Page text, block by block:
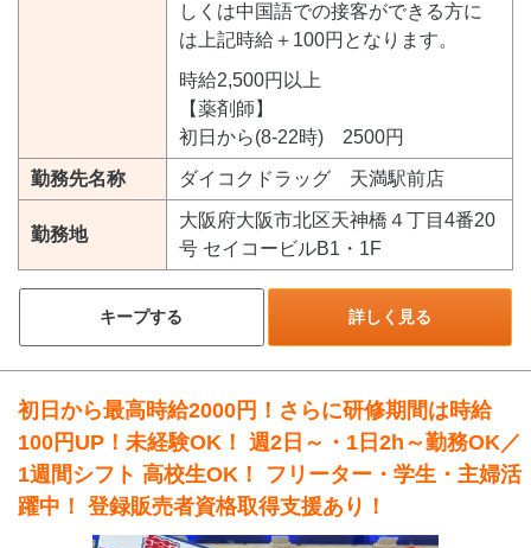
しくは中国語での接客ができる方に
は上記時給＋100円となります。
時給2,500円以上
【薬剤師】
初日から(8-22時) 2500円
勤務先名称 ダイコクドラッグ 天満駅前店
勤務地
大阪府大阪市北区天神橋４丁目4番20
号 セイコービルB1・1F
キープする 詳しく見る
初日から最高時給2000円！さらに研修期間は時給
100円UP！未経験OK！ 週2日～・1日2h～勤務OK／
1週間シフト 高校生OK！ フリーター・学生・主婦活
躍中！ 登録販売者資格取得支援あり！